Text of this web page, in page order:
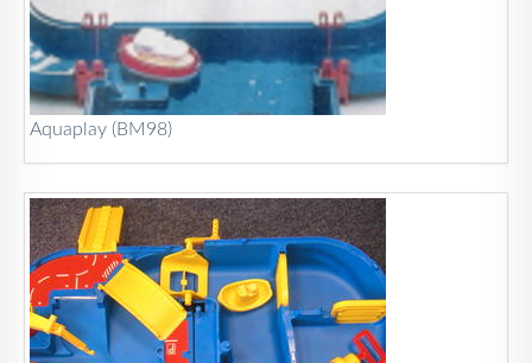
Aquaplay (BM98)